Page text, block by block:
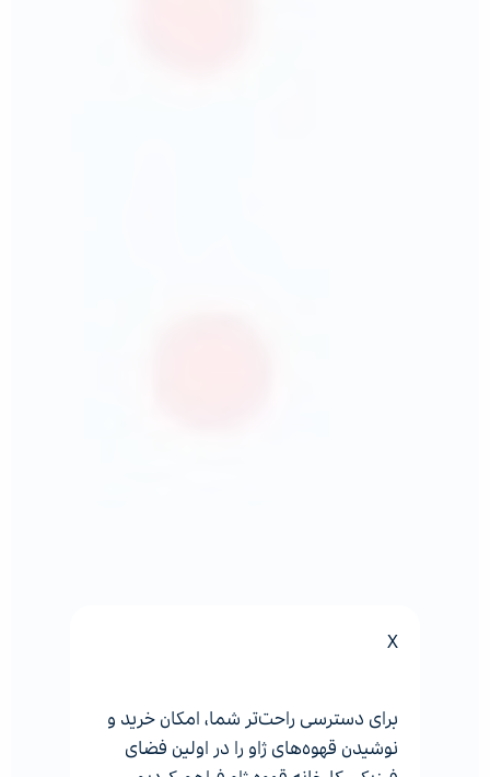
X
برای دسترسی راحت‌تر شما، امکان خرید و
نوشیدن قهوه‌های ژاو را در اولین فضای